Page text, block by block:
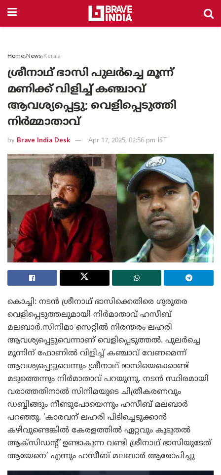
Home News Kerala
ശ്രീനാഥ് ഭാസി പുലർച്ചെ മൂന്ന്
മണിക്ക് വിളിച്ച് കഞ്ചാവ്
ആവശ്യപ്പെട്ടു; വെളിപ്പെടുത്തി
നിർമ്മാതാവ്
by Brave India Desk Apr 17, 2025, 02:56 pm IST
കൊച്ചി: നടൻ ശ്രീനാഥ് ഭാസിക്കെതിരെ ഗുരുതര
വെളിപ്പെടുത്തലുമായി നിർമാതാവ് ഹസീബ്
മലബാർ.സിനിമാ സെറ്റിൽ നിരന്തരം ലഹരി
ആവശ്യപ്പെട്ടുവെന്നാണ് വെളിപ്പെടുത്തൽ. പുലർച്ചെ
മൂന്നിന് ഫോണിൽ വിളിച്ച് കഞ്ചാവ് വേണമെന്ന്
ആവശ്യപ്പെട്ടുവെന്നും ശ്രീനാഥ് ഭാസിയെക്കൊണ്ട്
മടുത്തെന്നും നിർമാതാവ് പറയുന്നു. നടൻ സ്ഥിരമായി
വരാത്തതിനാൽ സിനിമയുടെ ചിത്രീകരണവും
ഡബ്ബിങ്ങും നീണ്ടുപോയെന്നും ഹസീബ് മലബാർ
പറഞ്ഞു. ‘കാരവന് ലഹരി പിടിച്ചെടുക്കാൻ
കഴിവുണ്ടെങ്കിൽ കേരളത്തിൽ ഏറ്റവും കൂടുതൽ
ആക്സിഡന്റ് ഉണ്ടാകുന്ന വണ്ടി ശ്രീനാഥ് ഭാസിയുടേത്
ആയേനെ’ എന്നും ഹസീബ് മലബാർ ആരോപിച്ചു